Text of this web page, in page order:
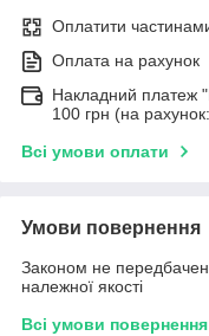
Оплатити
Оплата на рахунок
Накладний платеж
100 грн (на
Всі умови оплати
Умови повернення
Законом не
належної якості
Всі умови повернення